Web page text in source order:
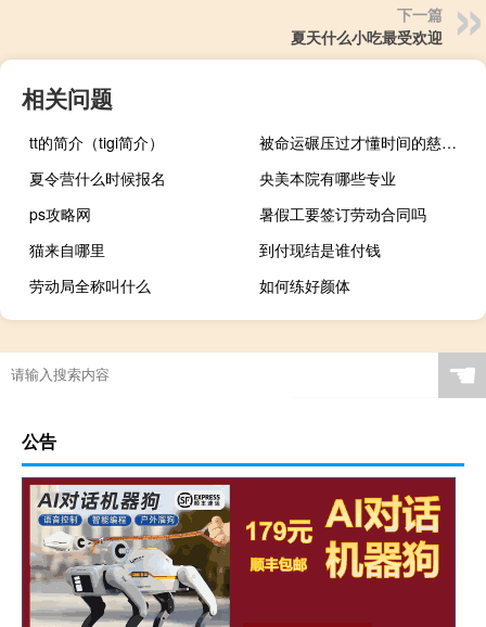
下一篇
夏天什么小吃最受欢迎
相关问题
tt的简介（tigi简介）
被命运碾压过才懂时间的慈悲意思
夏令营什么时候报名
央美本院有哪些专业
ps攻略网
暑假工要签订劳动合同吗
猫来自哪里
到付现结是谁付钱
劳动局全称叫什么
如何练好颜体
☚
公告